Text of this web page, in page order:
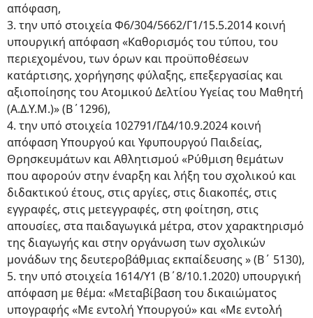
απόφαση,
3. την υπό στοιχεία Φ6/304/5662/Γ1/15.5.2014 κοινή
υπουργική απόφαση «Καθορισμός του τύπου, του
περιεχομένου, των όρων και προϋποθέσεων
κατάρτισης, χορήγησης φύλαξης, επεξεργασίας και
αξιοποίησης του Ατομικού Δελτίου Υγείας του Μαθητή
(Α.Δ.Υ.Μ.)» (Β΄1296),
4. την υπό στοιχεία 102791/ΓΔ4/10.9.2024 κοινή
απόφαση Υπουργού και Υφυπουργού Παιδείας,
Θρησκευμάτων και Αθλητισμού «Ρύθμιση θεμάτων
που αφορούν στην έναρξη και λήξη του σχολικού και
διδακτικού έτους, στις αργίες, στις διακοπές, στις
εγγραφές, στις μετεγγραφές, στη φοίτηση, στις
απουσίες, στα παιδαγωγικά μέτρα, στον χαρακτηρισμό
της διαγωγής και στην οργάνωση των σχολικών
μονάδων της δευτεροβάθμιας εκπαίδευσης » (Β΄ 5130),
5. την υπό στοιχεία 1614/Υ1 (Β΄8/10.1.2020) υπουργική
απόφαση με θέμα: «Μεταβίβαση του δικαιώματος
υπογραφής «Με εντολή Υπουργού» και «Με εντολή